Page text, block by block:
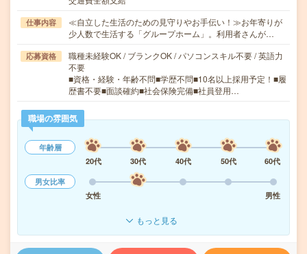
仕事内容
≪自立した生活のための見守りやお手伝い！≫お年寄りが
少人数で生活する「グループホーム」。利用者さんが…
応募資格
職種未経験OK / ブランクOK / パソコンスキル不要 / 英語力
不要
■資格・経験・年齢不問■学歴不問■10名以上採用予定！■履
歴書不要■面談確約■社会保険完備■社員登用…
職場の雰囲気
年齢層
20代
30代 40代 50代
60代
男女比率
女性
男性
もっと見る